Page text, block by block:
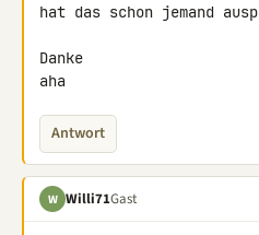
hat das schon jemand
Danke
aha
Antwort
W Willi71Gast